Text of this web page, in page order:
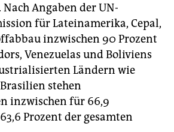
Angaben der UN-
für Lateinamerika, Cepal,
inzwischen 90 Prozent
Venezuelas und Boliviens
Ländern wie
stehen
inzwischen für 66,9
Prozent der gesamten